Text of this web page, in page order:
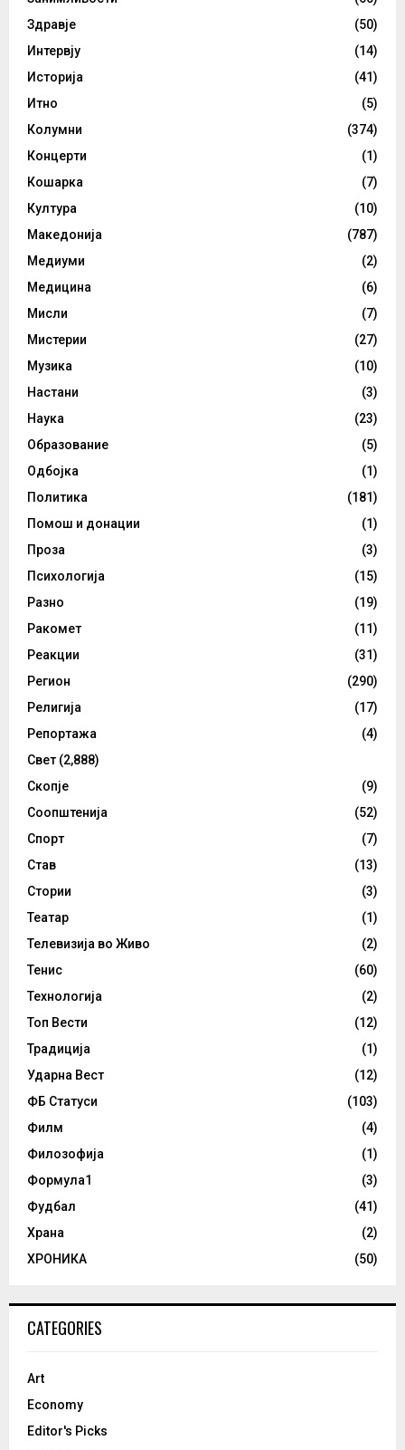
Здравје
(50)
Интервју
(14)
Историја
(41)
Итно
(5)
Колумни
(374)
Концерти
(1)
Кошарка
(7)
Култура
(10)
Македонија
(787)
Медиуми
(2)
Медицина
(6)
Мисли
(7)
Мистерии
(27)
Музика
(10)
Настани
(3)
Наука
(23)
Образование
(5)
Одбојка
(1)
Политика
(181)
Помош и донации
(1)
Проза
(3)
Психологија
(15)
Разно
(19)
Ракомет
(11)
Реакции
(31)
Регион
(290)
Религија
(17)
Репортажа
(4)
Свет (2,888)
Скопје
(9)
Соопштенија
(52)
Спорт
(7)
Став
(13)
Стории
(3)
Театар
(1)
Телевизија во Живо
(2)
Тенис
(60)
Технологија
(2)
Топ Вести
(12)
Традиција
(1)
Ударна Вест
(12)
ФБ Статуси
(103)
Филм
(4)
Филозофија
(1)
Формула1
(3)
Фудбал
(41)
Храна
(2)
ХРОНИКА
(50)
CATEGORIES
Art
Economy
Editor's Picks